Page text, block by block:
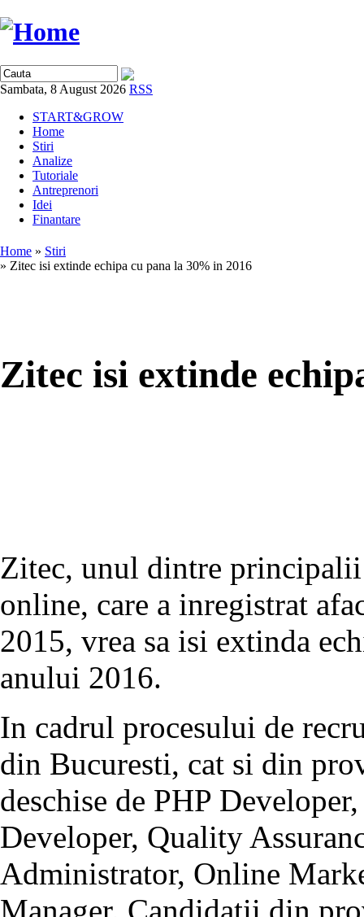
Sambata, 8 August 2026 RSS
START&GROW
Home
Stiri
Analize
Tutoriale
Antreprenori
Idei
Finantare
Home » Stiri
» Zitec isi extinde echipa cu pana la 30% in 2016
Zitec isi extinde
Zitec, unul dintre
online, care a inregistrat
2015, vrea sa isi extinda
anului 2016.
In cadrul procesului de
din Bucuresti, cat si din
deschise de PHP
Developer, Quality
Administrator, Online